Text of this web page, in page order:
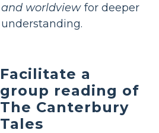
and worldviewfor deeper
understanding.
Facilitate a
group reading of
The Canterbury
Tales